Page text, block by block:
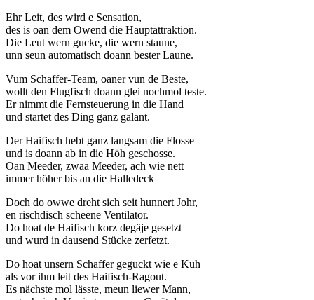
Ehr Leit, des wird e Sensation,
des is oan dem Owend die Hauptattraktion.
Die Leut wern gucke, die wern staune,
unn seun automatisch doann bester Laune.
Vum Schaffer-Team, oaner vun de Beste,
wollt den Flugfisch doann glei nochmol teste.
Er nimmt die Fernsteuerung in die Hand
und startet des Ding ganz galant.
Der Haifisch hebt ganz langsam die Flosse
und is doann ab in die Höh geschosse.
Oan Meeder, zwaa Meeder, ach wie nett
immer höher bis an die Halledeck
Doch do owwe dreht sich seit hunnert Johr,
en rischdisch scheene Ventilator.
Do hoat de Haifisch korz degäje gesetzt
und wurd in dausend Stücke zerfetzt.
Do hoat unsern Schaffer geguckt wie e Kuh
als vor ihm leit des Haifisch-Ragout.
Es nächste mol lässte, meun liewer Mann,